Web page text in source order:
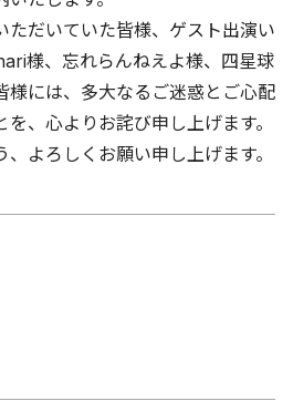
ただいていた皆様、ゲスト出演い
様、忘れらんねえよ様、四星球
様には、多大なるご迷惑とご心配
、心よりお詫び申し上げます。
よろしくお願い申し上げます。